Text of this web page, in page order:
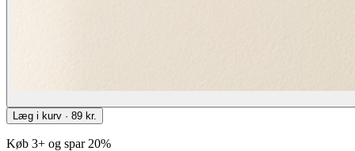
Læg i kurv · 89 kr.
Køb 3+ og spar 20%